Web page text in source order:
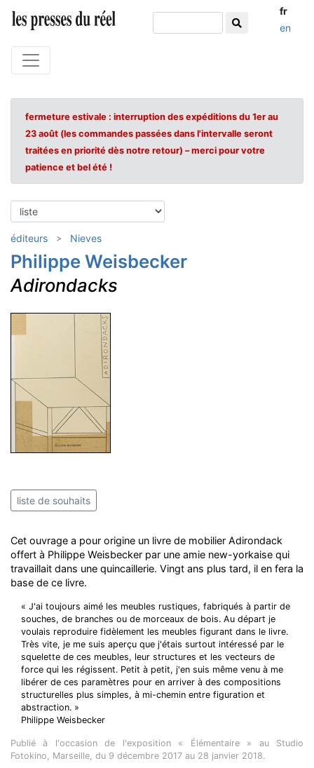
fr
en
fermeture estivale : interruption des expéditions du 1er au
23 août (les commandes passées dans l'intervalle seront
traitées en priorité dès notre retour) – merci pour votre
patience et bel été !
éditeurs Nieves
Philippe Weisbecker
Adirondacks
liste de souhaits
Cet ouvrage a pour origine un livre de mobilier Adirondack
offert à Philippe Weisbecker par une amie new-yorkaise qui
travaillait dans une quincaillerie. Vingt ans plus tard, il en fera la
base de ce livre.
« J'ai toujours aimé les meubles rustiques, fabriqués à partir de
souches, de branches ou de morceaux de bois. Au départ je
voulais reproduire fidèlement les meubles figurant dans le livre.
Très vite, je me suis aperçu que j'étais surtout intéressé par le
squelette de ces meubles, leur structures et les vecteurs de
force qui les régissent. Petit à petit, j'en suis même venu à me
libérer de ces paramètres pour en arriver à des compositions
structurelles plus simples, à mi-chemin entre figuration et
abstraction. »
Philippe Weisbecker
Publié à l'occasion de l'exposition « Élémentaire » au Studio
Fotokino, Marseille, du 9 décembre 2017 au 28 janvier 2018.